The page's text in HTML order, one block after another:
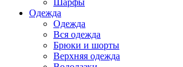
Шарфы
Одежда
Одежда
Вся одежда
Брюки и шорты
Верхняя одежда